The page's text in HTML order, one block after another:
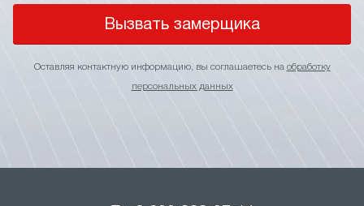
Вызвать замерщика
Оставляя контактную информацию, вы соглашаетесь на обработку
персональных данных